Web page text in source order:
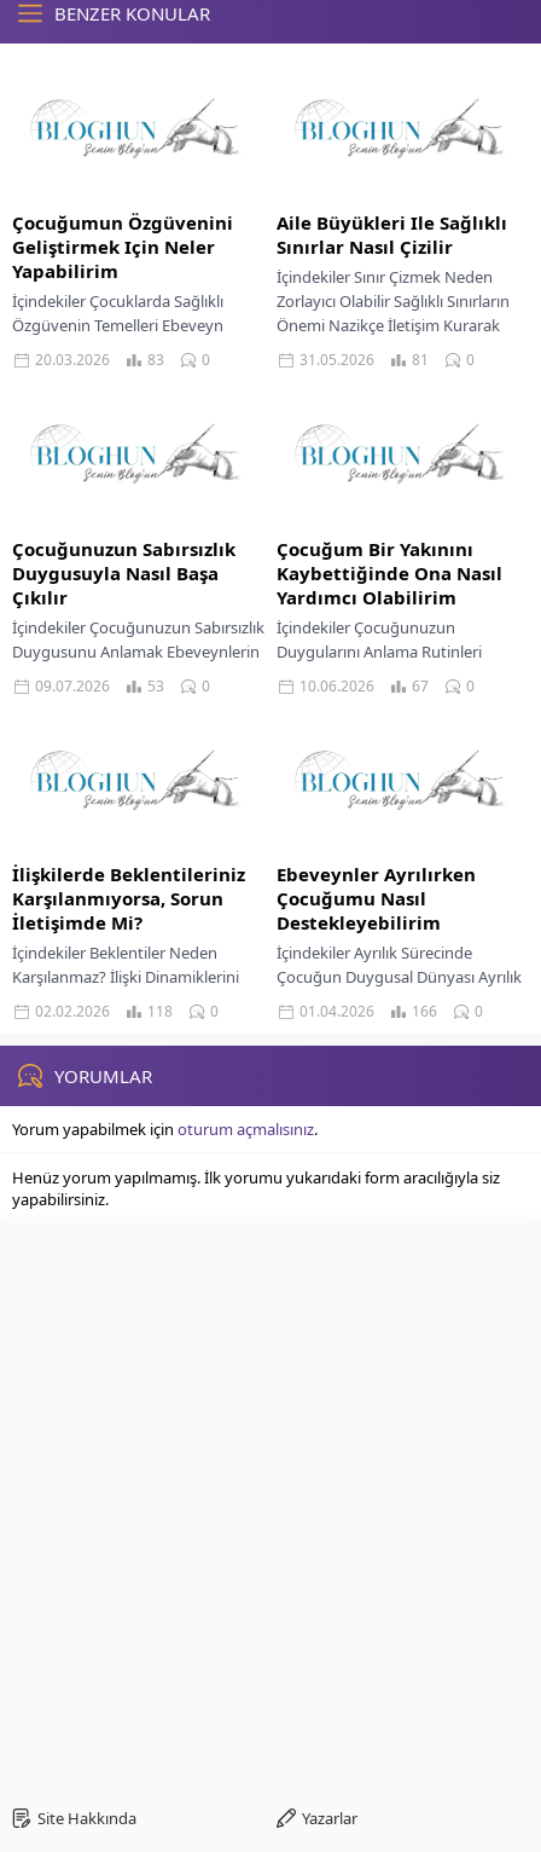
BENZER KONULAR
Çocuğumun Özgüvenini
Geliştirmek Için Neler
Yapabilirim
İçindekiler Çocuklarda Sağlıklı
Özgüvenin Temelleri Ebeveyn
Olarak Özgüven Gelişimine
Katkınız Duygusal Zeka Ve
Etmek Ve Gelişim...
20.03.2026 83 0
Aile Büyükleri Ile Sağlıklı
Sınırlar Nasıl Çizilir
İçindekiler Sınır Çizmek Neden
Zorlayıcı Olabilir Sağlıklı Sınırların
Önemi Nazikçe İletişim Kurarak
Sınırları Belirlemek Uygulanabilir
Adımlarla Sağlıklı Sınırlar
31.05.2026 81 0
Çocuğunuzun Sabırsızlık
Duygusuyla Nasıl Başa
Çıkılır
İçindekiler Çocuğunuzun Sabırsızlık
Duygusunu Anlamak Ebeveynlerin
Kendi Sabrını Yönetmesi
Çocuğunuzun Sabırsızlık
Uzun Vadede Sabır Geliştirmek
Sevgili...
09.07.2026 53 0
Çocuğum Bir Yakınını
Kaybettiğinde Ona Nasıl
Yardımcı Olabilirim
İçindekiler Çocuğunuzun
Duygularını Anlama Rutinleri
Sürdürme Ve Güven Sağlama
Çocuğunuzla Ölümü Konuşmak
Olun Anma Ve Hatırlama...
10.06.2026 67 0
İlişkilerde Beklentileriniz
Karşılanmıyorsa, Sorun
İletişimde Mi?
İçindekiler Beklentiler Neden
Karşılanmaz? İlişki Dinamiklerini
Anlamak Gizli Beklentilerin Yıkıcı
Etkisi Farklı İletişim Tarzları ve Algı
Farklılıkları İlk Adımlar Açık...
02.02.2026 118 0
Ebeveynler Ayrılırken
Çocuğumu Nasıl
Destekleyebilirim
İçindekiler Ayrılık Sürecinde
Çocuğun Duygusal Dünyası Ayrılık
Haberini Çocuğa Vermek
Duyguların İfade Edilmesine
Destek Ortak Ebeveynlikte Uyumlu
01.04.2026 166 0
YORUMLAR
Yorum yapabilmek için oturum açmalısınız.
Henüz yorum yapılmamış. İlk yorumu yukarıdaki form aracılığıyla siz
yapabilirsiniz.
Site Hakkında Yazarlar